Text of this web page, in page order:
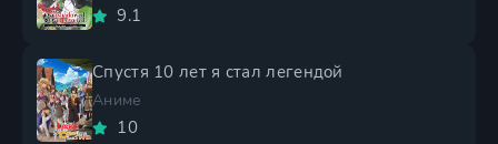
9.1
Спустя 10 лет я стал легендой
Аниме
10